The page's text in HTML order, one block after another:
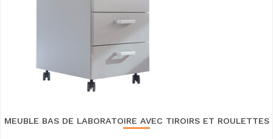
MEUBLE BAS DE LABORATOIRE AVEC TIROIRS ET ROULETTES